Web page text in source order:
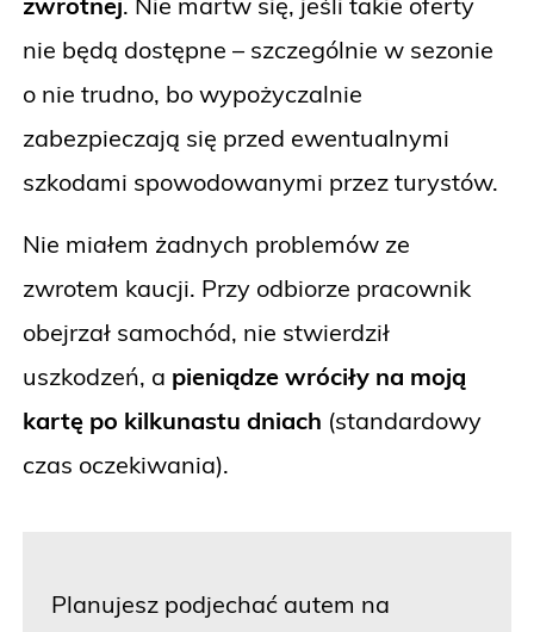
nie będą dostępne – szczególnie w sezonie
o nie trudno, bo wypożyczalnie
zabezpieczają się przed ewentualnymi
szkodami spowodowanymi przez turystów.
Nie miałem żadnych problemów ze
zwrotem kaucji. Przy odbiorze pracownik
obejrzał samochód, nie stwierdził
uszkodzeń, a pieniądze wróciły na moją
kartę po kilkunastu dniach (standardowy
czas oczekiwania).
Planujesz podjechać autem na